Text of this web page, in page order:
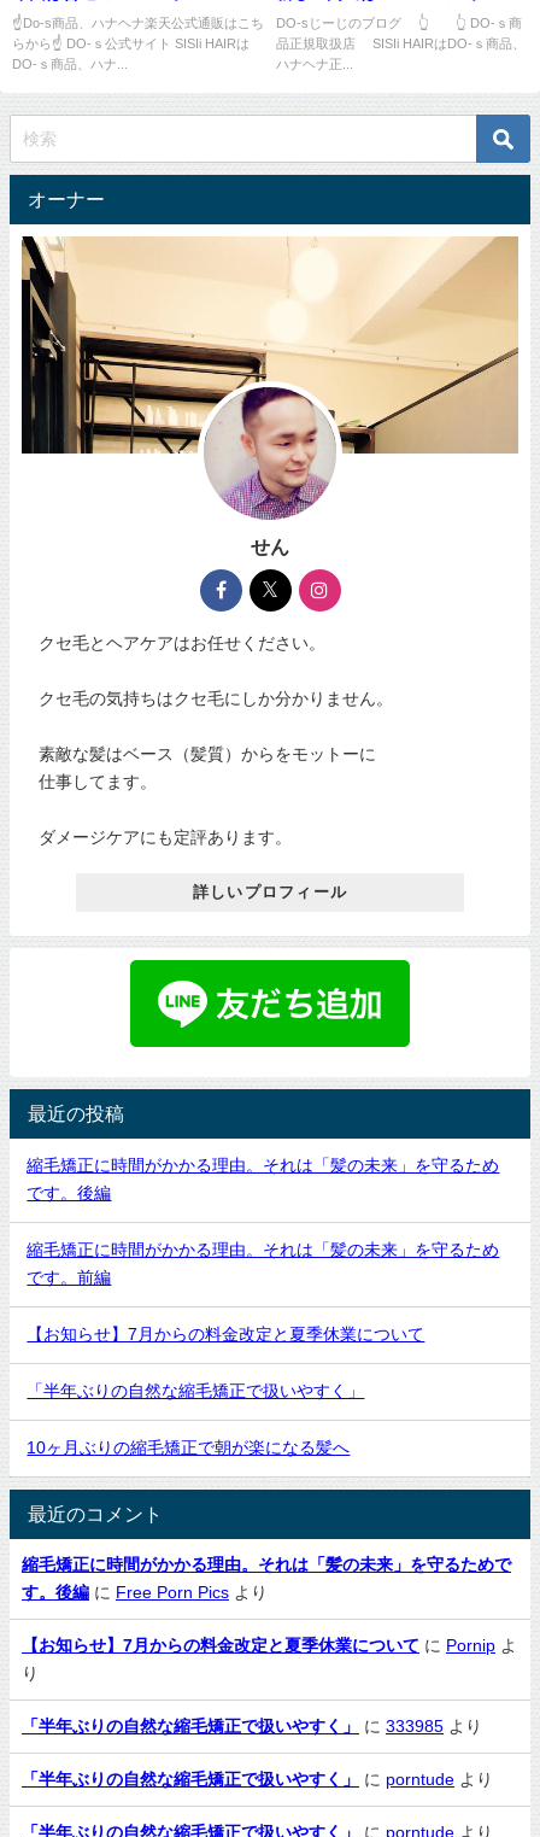
☝Do-s商品、ハナヘナ楽天公式通販はこち
らから☝ DO-ｓ公式サイト SISIi HAIRは
DO-ｓ商品、ハナ...
DO-sじーじのブログ 👆 👆 DO-ｓ商
品正規取扱店 SISIi HAIRはDO-ｓ商品、
ハナヘナ正...
オーナー
せん
クセ毛とヘアケアはお任せください。
クセ毛の気持ちはクセ毛にしか分かりません。
素敵な髪はベース（髪質）からをモットーに
仕事してます。
ダメージケアにも定評あります。
詳しいプロフィール
最近の投稿
縮毛矯正に時間がかかる理由。それは「髪の未来」を守るため
です。後編
縮毛矯正に時間がかかる理由。それは「髪の未来」を守るため
です。前編
【お知らせ】7月からの料金改定と夏季休業について
「半年ぶりの自然な縮毛矯正で扱いやすく」
10ヶ月ぶりの縮毛矯正で朝が楽になる髪へ
最近のコメント
縮毛矯正に時間がかかる理由。それは「髪の未来」を守るためで
す。後編 に Free Porn Pics より
【お知らせ】7月からの料金改定と夏季休業について に Pornip よ
り
「半年ぶりの自然な縮毛矯正で扱いやすく」 に 333985 より
「半年ぶりの自然な縮毛矯正で扱いやすく」 に porntude より
「半年ぶりの自然な縮毛矯正で扱いやすく」 に porntude より